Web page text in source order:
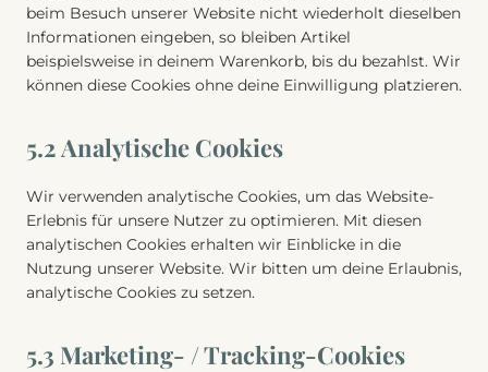
beim Besuch unserer Website nicht wiederholt dieselben
Informationen eingeben, so bleiben Artikel
beispielsweise in deinem Warenkorb, bis du bezahlst. Wir
können diese Cookies ohne deine Einwilligung platzieren.
5.2 Analytische Cookies
Wir verwenden analytische Cookies, um das Website-
Erlebnis für unsere Nutzer zu optimieren. Mit diesen
analytischen Cookies erhalten wir Einblicke in die
Nutzung unserer Website. Wir bitten um deine Erlaubnis,
analytische Cookies zu setzen.
5.3 Marketing- / Tracking-Cookies